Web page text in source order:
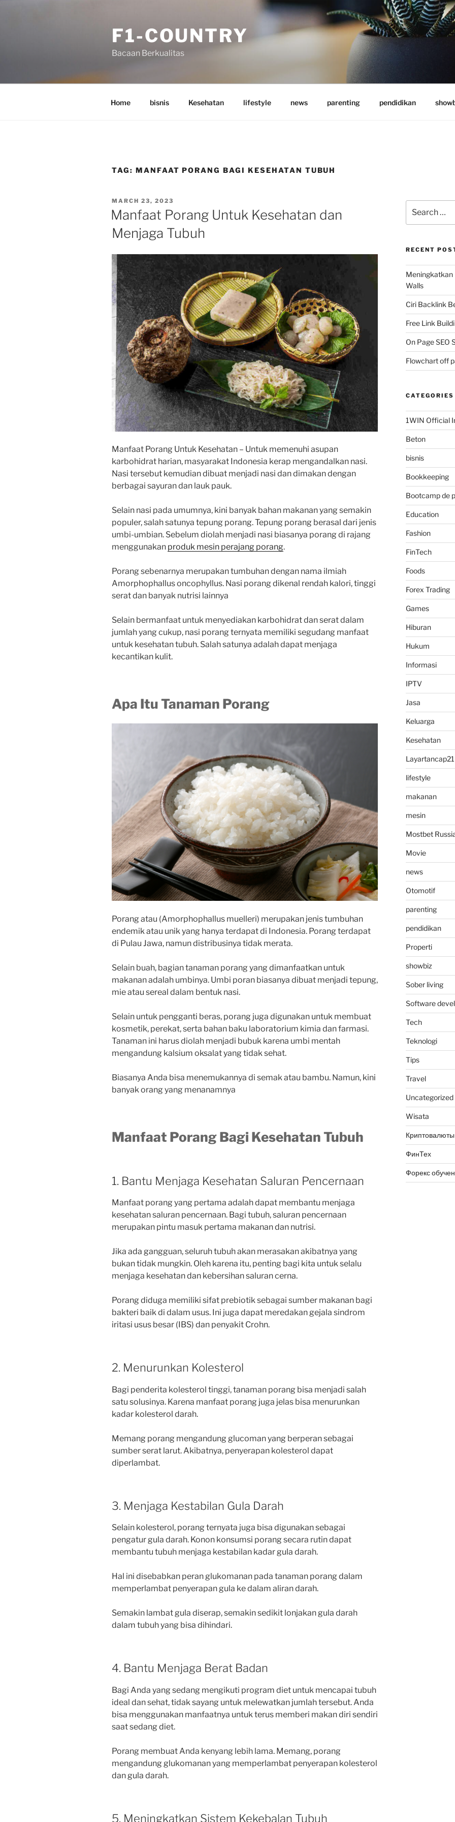
F1-COUNTRY
Bacaan Berkualitas
Home bisnis Kesehatan lifestyle news parenting pendidikan
TAG: MANFAAT PORANG BAGI KESEHATAN TUBUH
POSTED
ON
MARCH 23, 2023
Manfaat Porang Untuk Kesehatan dan
Menjaga Tubuh
Manfaat Porang Untuk Kesehatan – Untuk memenuhi asupan
karbohidrat harian, masyarakat Indonesia kerap mengandalkan nasi.
Nasi tersebut kemudian dibuat menjadi nasi dan dimakan dengan
berbagai sayuran dan lauk pauk.
Selain nasi pada umumnya, kini banyak bahan makanan yang semakin
populer, salah satunya tepung porang. Tepung porang berasal dari jenis
umbi-umbian. Sebelum diolah menjadi nasi biasanya porang di rajang
menggunakan produk mesin perajang porang.
Porang sebenarnya merupakan tumbuhan dengan nama ilmiah
Amorphophallus oncophyllus. Nasi porang dikenal rendah kalori, tinggi
serat dan banyak nutrisi lainnya
Selain bermanfaat untuk menyediakan karbohidrat dan serat dalam
jumlah yang cukup, nasi porang ternyata memiliki segudang manfaat
untuk kesehatan tubuh. Salah satunya adalah dapat menjaga
kecantikan kulit.
Apa Itu Tanaman Porang
Porang atau (Amorphophallus muelleri) merupakan jenis tumbuhan
endemik atau unik yang hanya terdapat di Indonesia. Porang terdapat
di Pulau Jawa, namun distribusinya tidak merata.
Selain buah, bagian tanaman porang yang dimanfaatkan untuk
makanan adalah umbinya. Umbi poran biasanya dibuat menjadi tepung,
mie atau sereal dalam bentuk nasi.
Selain untuk pengganti beras, porang juga digunakan untuk membuat
kosmetik, perekat, serta bahan baku laboratorium kimia dan farmasi.
Tanaman ini harus diolah menjadi bubuk karena umbi mentah
mengandung kalsium oksalat yang tidak sehat.
Biasanya Anda bisa menemukannya di semak atau bambu. Namun, kini
banyak orang yang menanamnya
Manfaat Porang Bagi Kesehatan Tubuh
1. Bantu Menjaga Kesehatan Saluran Pencernaan
Manfaat porang yang pertama adalah dapat membantu menjaga
kesehatan saluran pencernaan. Bagi tubuh, saluran pencernaan
merupakan pintu masuk pertama makanan dan nutrisi.
Jika ada gangguan, seluruh tubuh akan merasakan akibatnya yang
bukan tidak mungkin. Oleh karena itu, penting bagi kita untuk selalu
menjaga kesehatan dan kebersihan saluran cerna.
Porang diduga memiliki sifat prebiotik sebagai sumber makanan bagi
bakteri baik di dalam usus. Ini juga dapat meredakan gejala sindrom
iritasi usus besar (IBS) dan penyakit Crohn.
2. Menurunkan Kolesterol
Bagi penderita kolesterol tinggi, tanaman porang bisa menjadi salah
satu solusinya. Karena manfaat porang juga jelas bisa menurunkan
kadar kolesterol darah.
Memang porang mengandung glucoman yang berperan sebagai
sumber serat larut. Akibatnya, penyerapan kolesterol dapat
diperlambat.
3. Menjaga Kestabilan Gula Darah
Selain kolesterol, porang ternyata juga bisa digunakan sebagai
pengatur gula darah. Konon konsumsi porang secara rutin dapat
membantu tubuh menjaga kestabilan kadar gula darah.
Hal ini disebabkan peran glukomanan pada tanaman porang dalam
memperlambat penyerapan gula ke dalam aliran darah.
Semakin lambat gula diserap, semakin sedikit lonjakan gula darah
dalam tubuh yang bisa dihindari.
4. Bantu Menjaga Berat Badan
Bagi Anda yang sedang mengikuti program diet untuk mencapai tubuh
ideal dan sehat, tidak sayang untuk melewatkan jumlah tersebut. Anda
bisa menggunakan manfaatnya untuk terus memberi makan diri sendiri
saat sedang diet.
Porang membuat Anda kenyang lebih lama. Memang, porang
mengandung glukomanan yang memperlambat penyerapan kolesterol
dan gula darah.
5. Meningkatkan Sistem Kekebalan Tubuh
for:
RECENT
Meningkatkan
Walls
Ciri Backlink
Free Link
On Page SEO
Flowchart off
CATEGORIES
1WIN Official
Beton
bisnis
Bookkeeping
Bootcamp de
Education
Fashion
FinTech
Foods
Forex Trading
Games
Hiburan
Hukum
Informasi
IPTV
Jasa
Keluarga
Kesehatan
Layartancap21
lifestyle
makanan
mesin
Mostbet
Movie
news
Otomotif
parenting
pendidikan
Properti
showbiz
Sober living
Software
Tech
Teknologi
Tips
Travel
Uncategorized
Wisata
Криптовалюты
ФинТех
Форекс